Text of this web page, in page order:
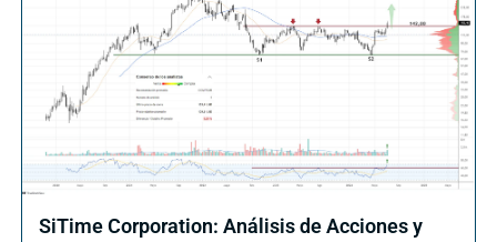
SiTime Corporation: Análisis de Acciones y